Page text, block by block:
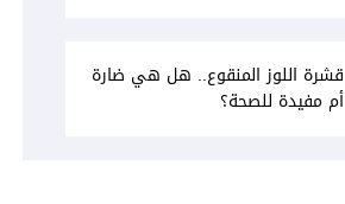
قشرة اللوز المنقوع.. هل هي ضارة
أم مفيدة للصحة؟